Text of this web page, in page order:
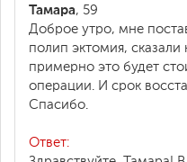
Тамара, 59
Доброе утро, мне
полип эктомия, сказали
примерно это будет
операции. И срок
Спасибо.
Ответ: